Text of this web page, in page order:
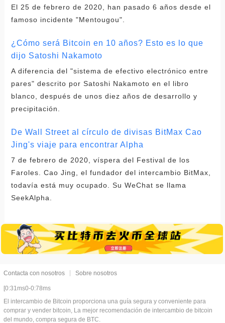
El 25 de febrero de 2020, han pasado 6 años desde el
famoso incidente "Mentougou".
¿Cómo será Bitcoin en 10 años? Esto es lo que
dijo Satoshi Nakamoto
A diferencia del "sistema de efectivo electrónico entre
pares" descrito por Satoshi Nakamoto en el libro
blanco, después de unos diez años de desarrollo y
precipitación.
De Wall Street al círculo de divisas BitMax Cao
Jing's viaje para encontrar Alpha
7 de febrero de 2020, víspera del Festival de los
Faroles. Cao Jing, el fundador del intercambio BitMax,
todavía está muy ocupado. Su WeChat se llama
SeekAlpha.
Contacta con nosotros Sobre nosotros
[0:31ms0-0:78ms
El intercambio de Bitcoin proporciona una guía segura y conveniente para
comprar y vender bitcoin, La mejor recomendación de intercambio de bitcoin
del mundo, compra segura de BTC.